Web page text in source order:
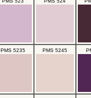
PMS 5235 PMS 5245